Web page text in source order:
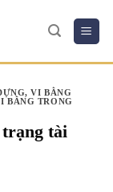
,VI BẰNG
BẰNG TRONG
tài